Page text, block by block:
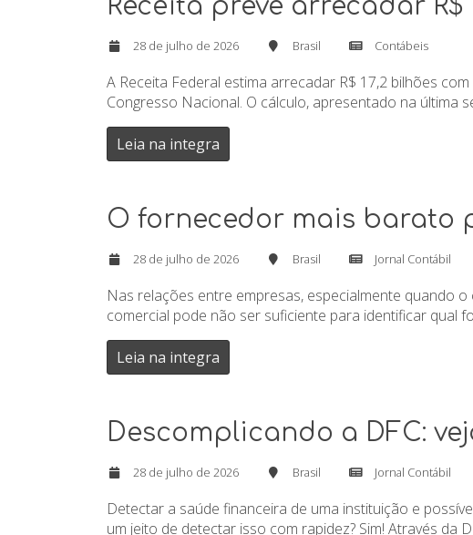
Receita prevê arrecadar
28 de julho de 2026 Brasil Contábeis
A Receita Federal estima arrecadar R$ 17,2 bilhões
Congresso Nacional. O cálculo, apresentado na última
Leia na integra
O fornecedor mais barato
28 de julho de 2026 Brasil Jornal Contábil
Nas relações entre empresas, especialmente quando
comercial pode não ser suficiente para identificar qual
Leia na integra
Descomplicando a DFC:
28 de julho de 2026 Brasil Jornal Contábil
Detectar a saúde financeira de uma instituição e
um jeito de detectar isso com rapidez? Sim! Através da